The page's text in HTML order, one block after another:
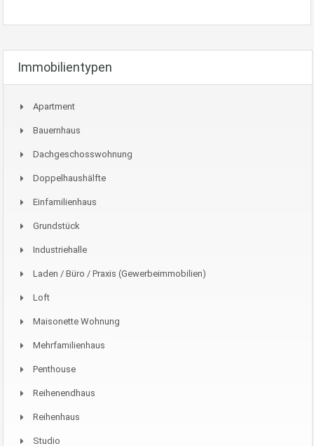
Immobilientypen
Apartment
Bauernhaus
Dachgeschosswohnung
Doppelhaushälfte
Einfamilienhaus
Grundstück
Industriehalle
Laden / Büro / Praxis (Gewerbeimmobilien)
Loft
Maisonette Wohnung
Mehrfamilienhaus
Penthouse
Reihenendhaus
Reihenhaus
Studio